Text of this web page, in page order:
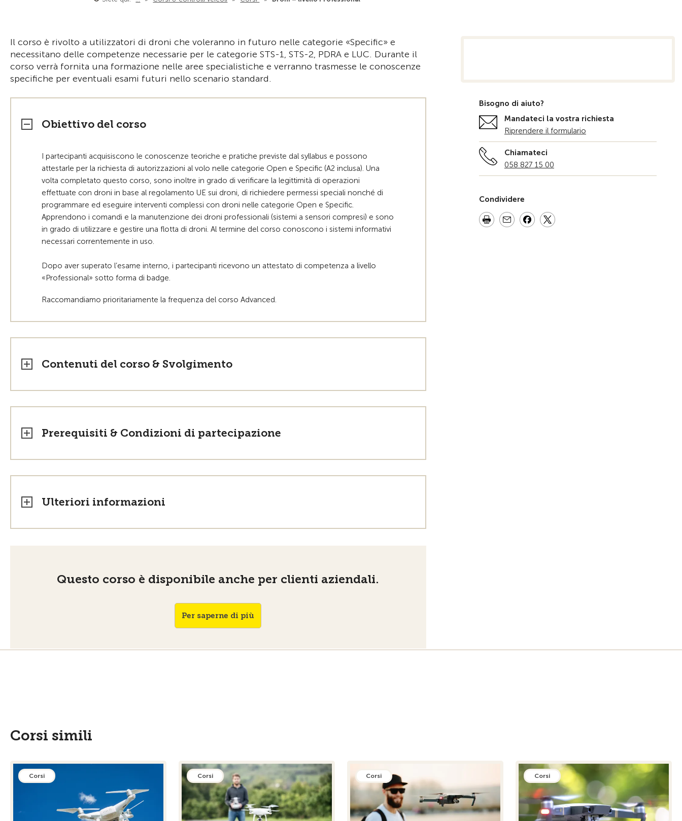
Il corso è rivolto a utilizzatori di droni che voleranno in futuro nelle categorie «Specific» e
necessitano delle competenze necessarie per le categorie STS-1, STS-2, PDRA e LUC. Durante il
corso verrà fornita una formazione nelle aree specialistiche e verranno trasmesse le conoscenze
specifiche per eventuali esami futuri nello scenario standard.
Obiettivo del corso
I partecipanti acquisiscono le conoscenze teoriche e pratiche previste dal syllabus e possono
attestarle per la richiesta di autorizzazioni al volo nelle categorie Open e Specific (A2 inclusa). Una
volta completato questo corso, sono inoltre in grado di verificare la legittimità di operazioni
effettuate con droni in base al regolamento UE sui droni, di richiedere permessi speciali nonché di
programmare ed eseguire interventi complessi con droni nelle categorie Open e Specific.
Apprendono i comandi e la manutenzione dei droni professionali (sistemi a sensori compresi) e sono
in grado di utilizzare e gestire una flotta di droni. Al termine del corso conoscono i sistemi informativi
necessari correntemente in uso.
Dopo aver superato l’esame interno, i partecipanti ricevono un attestato di competenza a livello
«Professional» sotto forma di badge.
Raccomandiamo prioritariamente la frequenza del corso Advanced.
Contenuti del corso & Svolgimento
Prerequisiti & Condizioni di partecipazione
Ulteriori informazioni
Questo corso è disponibile anche per clienti aziendali.
Per saperne di più
Bisogno di aiuto?
Mandateci la vostra richiesta
Riprendere il formulario
Chiamateci
058 827 15 00
Condividere
Corsi simili
Corsi Corsi Corsi Corsi